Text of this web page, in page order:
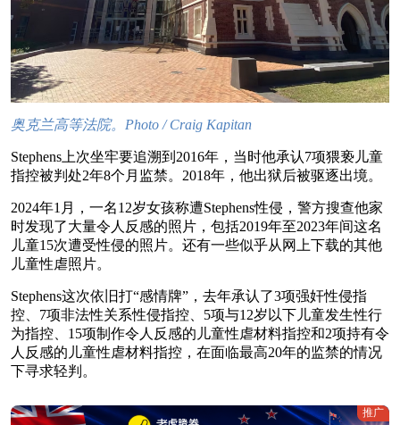
奥克兰高等法院。Photo / Craig Kapitan
Stephens上次坐牢要追溯到2016年，当时他承认7项猥亵儿童
指控被判处2年8个月监禁。2018年，他出狱后被驱逐出境。
2024年1月，一名12岁女孩称遭Stephens性侵，警方搜查他家
时发现了大量令人反感的照片，包括2019年至2023年间这名
儿童15次遭受性侵的照片。还有一些似乎从网上下载的其他
儿童性虐照片。
Stephens这次依旧打“感情牌”，去年承认了3项强奸性侵指
控、7项非法性关系性侵指控、5项与12岁以下儿童发生性行
为指控、15项制作令人反感的儿童性虐材料指控和2项持有令
人反感的儿童性虐材料指控，在面临最高20年的监禁的情况
下寻求轻判。
推广